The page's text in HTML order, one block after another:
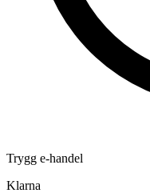
Trygg e-handel
Klarna